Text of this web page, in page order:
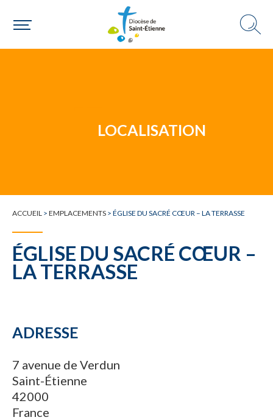
Un mouvement
LOCALISATION
ACCUEIL > EMPLACEMENTS > ÉGLISE DU SACRÉ CŒUR – LA TERRASSE
ÉGLISE DU SACRÉ CŒUR –
LA TERRASSE
ADRESSE
7 avenue de Verdun
Saint-Étienne
42000
France